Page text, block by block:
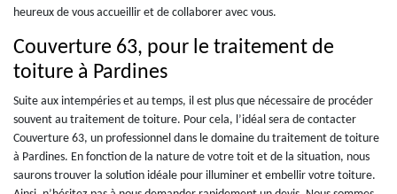
heureux de vous accueillir et de collaborer avec vous.
Couverture 63, pour le traitement de
toiture à Pardines
Suite aux intempéries et au temps, il est plus que nécessaire de procéder
souvent au traitement de toiture. Pour cela, l’idéal sera de contacter
Couverture 63, un professionnel dans le domaine du traitement de toiture
à Pardines. En fonction de la nature de votre toit et de la situation, nous
saurons trouver la solution idéale pour illuminer et embellir votre toiture.